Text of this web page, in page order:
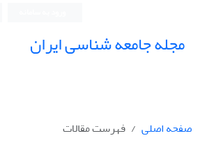
مجله جامعه شناسی ایران
صفحه اصلی
فهرست مقالات